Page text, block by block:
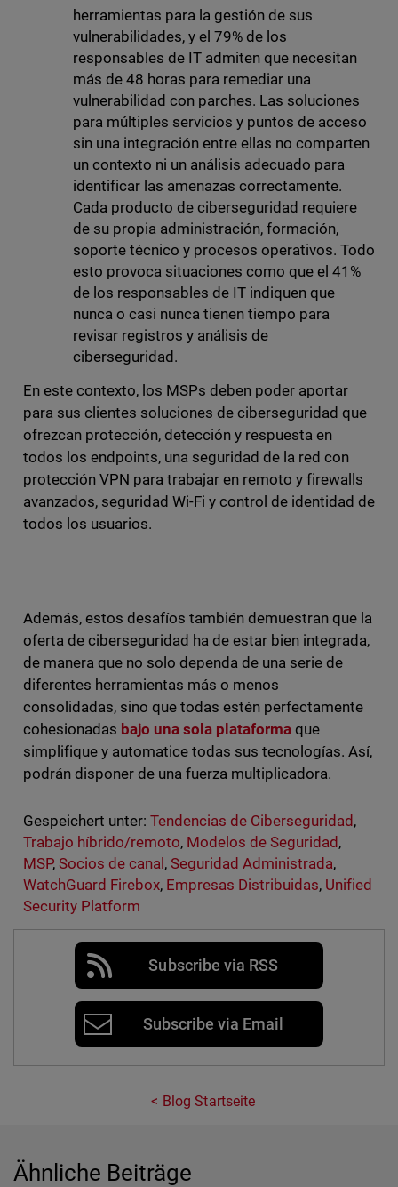
herramientas para la gestión de sus
vulnerabilidades, y el 79% de los
responsables de IT admiten que necesitan
más de 48 horas para remediar una
vulnerabilidad con parches. Las soluciones
para múltiples servicios y puntos de acceso
sin una integración entre ellas no comparten
un contexto ni un análisis adecuado para
identificar las amenazas correctamente.
Cada producto de ciberseguridad requiere
de su propia administración, formación,
soporte técnico y procesos operativos. Todo
esto provoca situaciones como que el 41%
de los responsables de IT indiquen que
nunca o casi nunca tienen tiempo para
revisar registros y análisis de
ciberseguridad.
En este contexto, los MSPs deben poder aportar
para sus clientes soluciones de ciberseguridad que
ofrezcan protección, detección y respuesta en
todos los endpoints, una seguridad de la red con
protección VPN para trabajar en remoto y firewalls
avanzados, seguridad Wi-Fi y control de identidad de
todos los usuarios.
Además, estos desafíos también demuestran que la
oferta de ciberseguridad ha de estar bien integrada,
de manera que no solo dependa de una serie de
diferentes herramientas más o menos
consolidadas, sino que todas estén perfectamente
cohesionadas bajo una sola plataforma que
simplifique y automatice todas sus tecnologías. Así,
podrán disponer de una fuerza multiplicadora.
Gespeichert unter: Tendencias de Ciberseguridad ,
Trabajo híbrido/remoto, Modelos de Seguridad ,
MSP, Socios de canal , Seguridad Administrada,
WatchGuard Firebox, Empresas Distribuidas, Unified
Security Platform
Subscribe via RSS
Subscribe via Email
Blog Startseite
Ähnliche Beiträge